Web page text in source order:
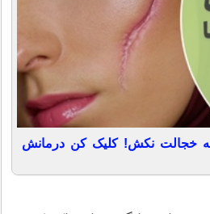
خجالت نکش! کلیک کن درمانش